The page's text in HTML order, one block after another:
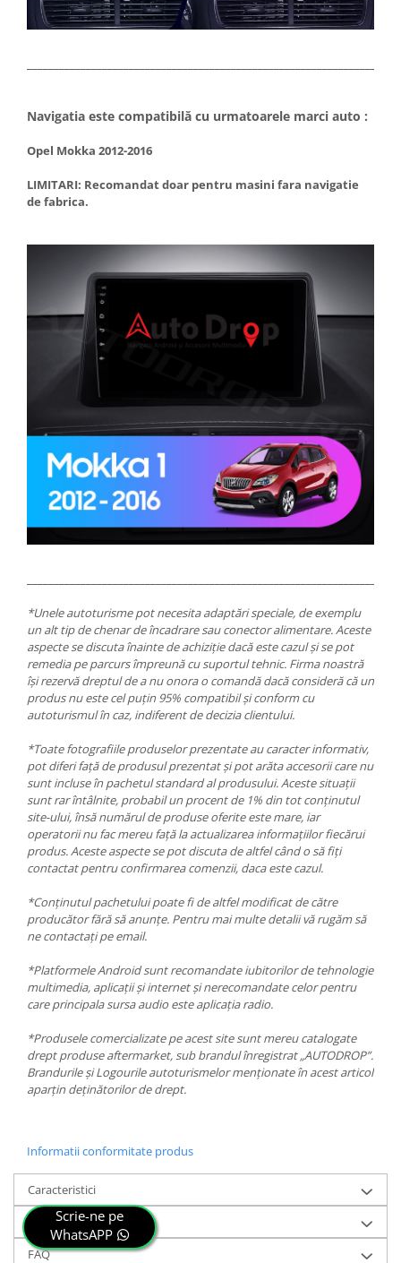
Navigatia este compatibilă cu urmatoarele marci auto :
Opel Mokka 2012-2016
LIMITARI: Recomandat doar pentru masini fara navigatie
de fabrica.
*Unele autoturisme pot necesita adaptări speciale, de exemplu
un alt tip de chenar de încadrare sau conector alimentare. Aceste
aspecte se discuta înainte de achiziție dacă este cazul și se pot
remedia pe parcurs împreună cu suportul tehnic. Firma noastră
își rezervă dreptul de a nu onora o comandă dacă consideră că un
produs nu este cel puțin 95% compatibil și conform cu
autoturismul în caz, indiferent de decizia clientului.
*Toate fotografiile produselor prezentate au caracter informativ,
pot diferi față de produsul prezentat și pot arăta accesorii care nu
sunt incluse în pachetul standard al produsului. Aceste situații
sunt rar întâlnite, probabil un procent de 1% din tot conținutul
site-ului, însă numărul de produse oferite este mare, iar
operatorii nu fac mereu față la actualizarea informațiilor fiecărui
produs. Aceste aspecte se pot discuta de altfel când o să fiți
contactat pentru confirmarea comenzii, daca este cazul.
*Conținutul pachetului poate fi de altfel modificat de către
producător fără să anunțe. Pentru mai multe detalii vă rugăm să
ne contactați pe email.
*Platformele Android sunt recomandate iubitorilor de tehnologie
multimedia, aplicații și internet și nerecomandate celor pentru
care principala sursa audio este aplicația radio.
*Produsele comercializate pe acest site sunt mereu catalogate
drept produse aftermarket, sub brandul înregistrat „AUTODROP”.
Brandurile și Logourile autoturismelor menționate în acest articol
aparțin deținătorilor de drept.
Informatii conformitate produs
Caracteristici
Review-uri(0)
FAQ
Scrie-ne pe
WhatsAPP